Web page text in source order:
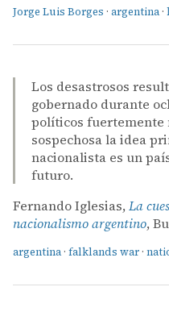
Jorge Luis Borges · argentina·
Los desastrosos
gobernado durante
políticos fuertemente
sospechosa la idea
nacionalista es un
futuro.
Fernando Iglesias, La
nacionalismo argentino,
argentina· falklands war ·